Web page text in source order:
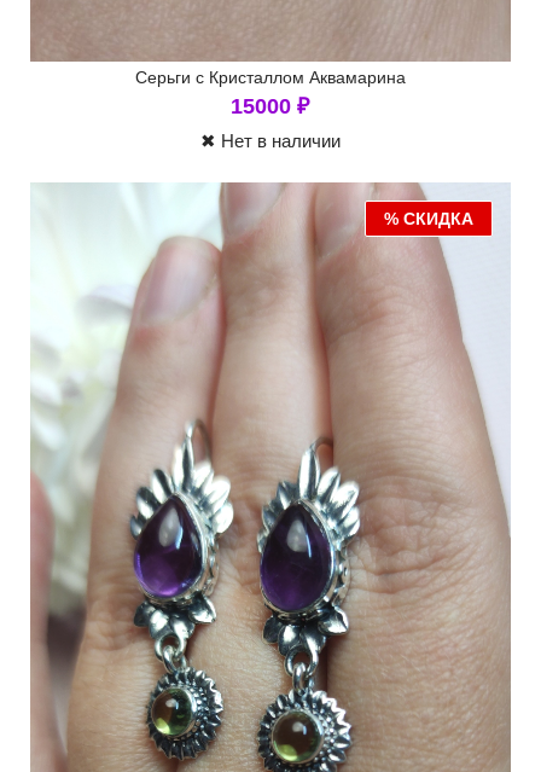
Серьги с Кристаллом Аквамарина
15000 ₽
✖ Нет в наличии
% СКИДКА